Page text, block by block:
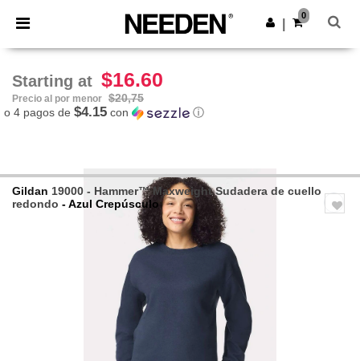
× App de Needen
¡Mejores precios en app!
Descargar app
0
Starting at $16.60
Precio al por menor $20,75
o 4 pagos de $4.15 con ⓘ
Gildan 19000 - Hammer™ Maxweight Sudadera de cuello
redondo - Azul Crepúsculo